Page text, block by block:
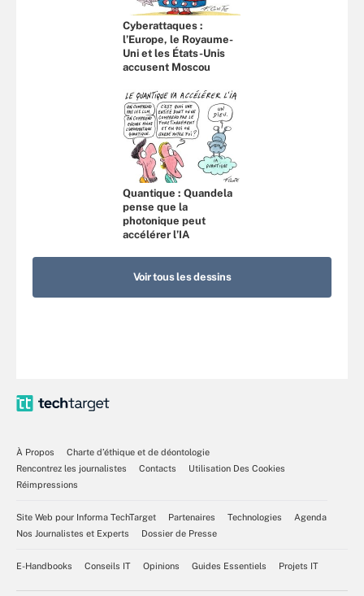
Cyberattaques :
l’Europe, le Royaume-
Uni et les États-Unis
accusent Moscou
Quantique : Quandela
pense que la
photonique peut
accélérer l’IA
Voir tous les dessins
À Propos
Charte d’éthique et de déontologie
Rencontrez les journalistes
Contacts
Utilisation Des Cookies
Réimpressions
Site Web pour Informa TechTarget Partenaires Technologies
Agenda
Nos Journalistes et Experts
Dossier de Presse
E-Handbooks Conseils IT Opinions Guides Essentiels Projets IT